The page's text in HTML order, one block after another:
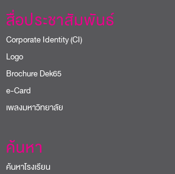
สื่อประชาสัมพันธ์
Corporate Identity (CI)
Logo
Brochure Dek65
e-Card
เพลงมหาวิทยาลัย
ค้นหา
ค้นหาโรงเรียน